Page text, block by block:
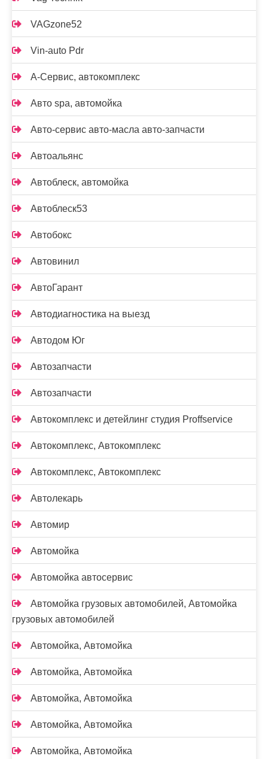
VAGzone52
Vin-auto Pdr
А-Сервис, автокомплекс
Авто spa, автомойка
Авто-сервис авто-масла авто-запчасти
Автоальянс
Автоблеск, автомойка
Автоблеск53
Автобокс
Автовинил
АвтоГарант
Автодиагностика на выезд
Автодом Юг
Автозапчасти
Автозапчасти
Автокомплекс и детейлинг студия Proffservice
Автокомплекс, Автокомплекс
Автокомплекс, Автокомплекс
Автолекарь
Автомир
Автомойка
Автомойка автосервис
Автомойка грузовых автомобилей, Автомойка
грузовых автомобилей
Автомойка, Автомойка
Автомойка, Автомойка
Автомойка, Автомойка
Автомойка, Автомойка
Автомойка, Автомойка